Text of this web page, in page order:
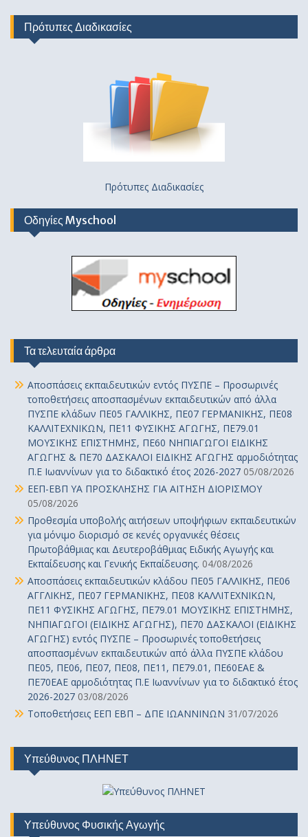
Πρότυπες Διαδικασίες
Πρότυπες Διαδικασίες
Οδηγίες Myschool
Τα τελευταία άρθρα
Αποσπάσεις εκπαιδευτικών εντός ΠΥΣΠΕ – Προσωρινές
τοποθετήσεις αποσπασμένων εκπαιδευτικών από άλλα
ΠΥΣΠΕ κλάδων ΠΕ05 ΓΑΛΛΙΚΗΣ, ΠΕ07 ΓΕΡΜΑΝΙΚΗΣ, ΠΕ08
ΚΑΛΛΙΤΕΧΝΙΚΩΝ, ΠΕ11 ΦΥΣΙΚΗΣ ΑΓΩΓΗΣ, ΠΕ79.01
ΜΟΥΣΙΚΗΣ ΕΠΙΣΤΗΜΗΣ, ΠΕ60 ΝΗΠΙΑΓΩΓΟΙ ΕΙΔΙΚΗΣ
ΑΓΩΓΗΣ & ΠΕ70 ΔΑΣΚΑΛΟΙ ΕΙΔΙΚΗΣ ΑΓΩΓΗΣ αρμοδιότητας
Π.Ε Ιωαννίνων για το διδακτικό έτος 2026-2027 05/08/2026
ΕΕΠ-ΕΒΠ ΥΑ ΠΡΟΣΚΛΗΣΗΣ ΓΙΑ ΑΙΤΗΣΗ ΔΙΟΡΙΣΜΟΥ
05/08/2026
Προθεσμία υποβολής αιτήσεων υποψήφιων εκπαιδευτικών
για μόνιμο διορισμό σε κενές οργανικές θέσεις
Πρωτοβάθμιας και Δευτεροβάθμιας Ειδικής Αγωγής και
Εκπαίδευσης και Γενικής Εκπαίδευσης. 04/08/2026
Αποσπάσεις εκπαιδευτικών κλάδου ΠΕ05 ΓΑΛΛΙΚΗΣ, ΠΕ06
ΑΓΓΛΙΚΗΣ, ΠΕ07 ΓΕΡΜΑΝΙΚΗΣ, ΠΕ08 ΚΑΛΛΙΤΕΧΝΙΚΩΝ,
ΠΕ11 ΦΥΣΙΚΗΣ ΑΓΩΓΗΣ, ΠΕ79.01 ΜΟΥΣΙΚΗΣ ΕΠΙΣΤΗΜΗΣ,
ΝΗΠΙΑΓΩΓΟΙ (ΕΙΔΙΚΗΣ ΑΓΩΓΗΣ), ΠΕ70 ΔΑΣΚΑΛΟΙ (ΕΙΔΙΚΗΣ
ΑΓΩΓΗΣ) εντός ΠΥΣΠΕ – Προσωρινές τοποθετήσεις
αποσπασμένων εκπαιδευτικών από άλλα ΠΥΣΠΕ κλάδου
ΠΕ05, ΠΕ06, ΠΕ07, ΠΕ08, ΠΕ11, ΠΕ79.01, ΠΕ60ΕΑΕ &
ΠΕ70ΕΑΕ αρμοδιότητας Π.Ε Ιωαννίνων για το διδακτικό έτος
2026-2027 03/08/2026
Τοποθετήσεις ΕΕΠ ΕΒΠ – ΔΠΕ ΙΩΑΝΝΙΝΩΝ 31/07/2026
Υπεύθυνος ΠΛΗΝΕΤ
Υπεύθυνος Φυσικής Αγωγής